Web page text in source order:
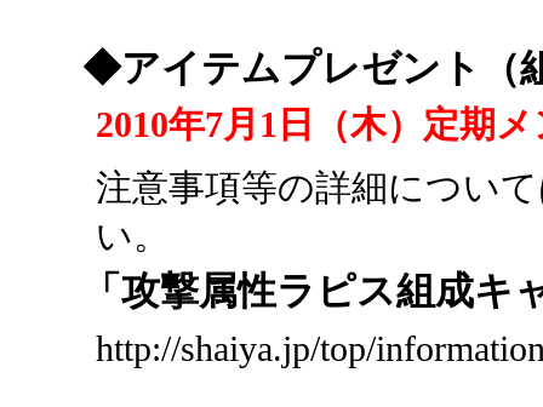
◆アイテムプレゼント（
2010年7月1日（木）定期
注意事項等の詳細につい
い。
「攻撃属性ラピス組成
http://shaiya.jp/top/